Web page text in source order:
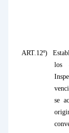
ART.12º)
los
se